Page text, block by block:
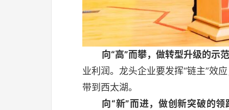
向“高”而攀，做转型升级的示
业利润。龙头企业要发挥“链主”效
带到西太湖。
向“新”而进，做创新突破的领